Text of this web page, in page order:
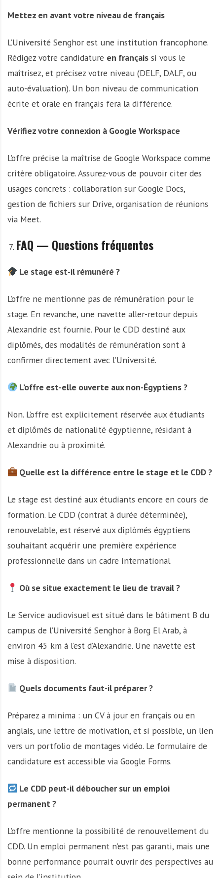
Mettez en avant votre niveau de français
L’Université Senghor est une institution francophone.
Rédigez votre candidature en français si vous le
maîtrisez, et précisez votre niveau (DELF, DALF, ou
auto-évaluation). Un bon niveau de communication
écrite et orale en français fera la différence.
Vérifiez votre connexion à Google Workspace
L’offre précise la maîtrise de Google Workspace comme
critère obligatoire. Assurez-vous de pouvoir citer des
usages concrets : collaboration sur Google Docs,
gestion de fichiers sur Drive, organisation de réunions
via Meet.
FAQ — Questions fréquentes
Le stage est-il rémunéré ?
L’offre ne mentionne pas de rémunération pour le
stage. En revanche, une navette aller-retour depuis
Alexandrie est fournie. Pour le CDD destiné aux
diplômés, des modalités de rémunération sont à
confirmer directement avec l’Université.
L’offre est-elle ouverte aux non-Égyptiens ?
Non. L’offre est explicitement réservée aux étudiants
et diplômés de nationalité égyptienne, résidant à
Alexandrie ou à proximité.
Quelle est la différence entre le stage et le CDD ?
Le stage est destiné aux étudiants encore en cours de
formation. Le CDD (contrat à durée déterminée),
renouvelable, est réservé aux diplômés égyptiens
souhaitant acquérir une première expérience
professionnelle dans un cadre international.
Où se situe exactement le lieu de travail ?
Le Service audiovisuel est situé dans le bâtiment B du
campus de l’Université Senghor à Borg El Arab, à
environ 45 km à l’est d’Alexandrie. Une navette est
mise à disposition.
Quels documents faut-il préparer ?
Préparez a minima : un CV à jour en français ou en
anglais, une lettre de motivation, et si possible, un lien
vers un portfolio de montages vidéo. Le formulaire de
candidature est accessible via Google Forms.
Le CDD peut-il déboucher sur un emploi
permanent ?
L’offre mentionne la possibilité de renouvellement du
CDD. Un emploi permanent n’est pas garanti, mais une
bonne performance pourrait ouvrir des perspectives au